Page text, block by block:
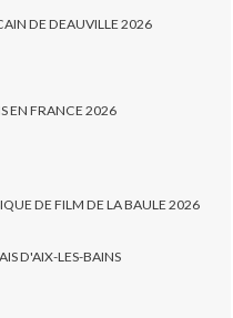
DE DEAUVILLE 2026
EN FRANCE 2026
DE FILM DE LA BAULE 2026
D'AIX-LES-BAINS